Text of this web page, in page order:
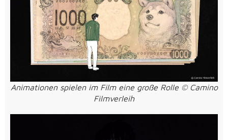
Animationen spielen im Film eine große Rolle © Camino
Filmverleih